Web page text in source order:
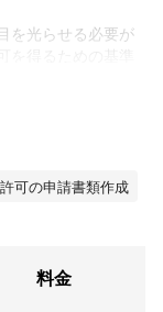
を光らせる必要が
い本来の業務が手
る前に専門家に
う方もいらっし
間に関してもご相
可の申請書類作成
料金